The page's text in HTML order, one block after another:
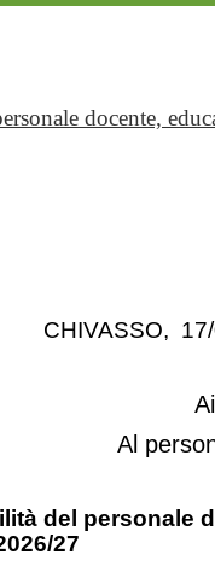
docente,
CHIVASSO,
Al
del personale
27